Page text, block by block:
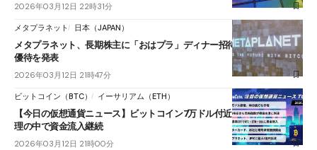
2026年03月12日 22時31分
メタプラネット 日本（JAPAN）
メタプラネット、長期株主に「おはプラ」ディナー招待──13社参加の新
優待を発表
2026年03月12日 21時47分
ビットコイン（BTC） イーサリアム（ETH）
【今日の仮想通貨ニュース】ビットコイン7万ドル付近で膠着｜恐怖心
理の中で資金流入継続
2026年03月12日 21時00分